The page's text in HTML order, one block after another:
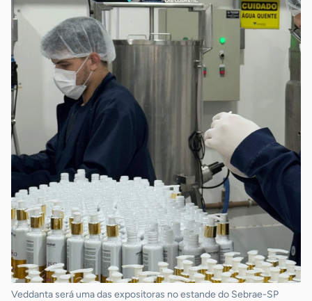
Veddanta será uma das expositoras no estande do Sebrae-SP